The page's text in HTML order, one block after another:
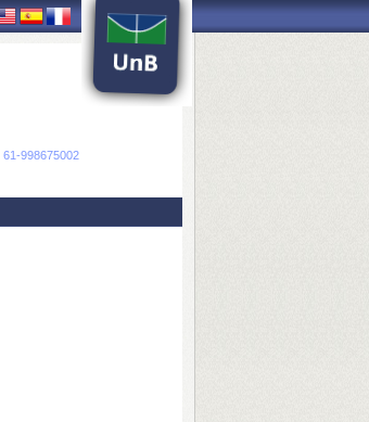
61-998675002